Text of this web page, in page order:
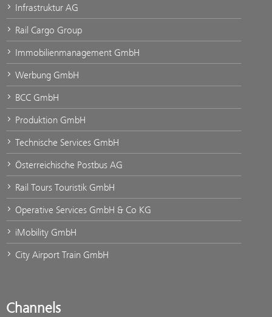
Infrastruktur AG
Rail Cargo Group
Immobilienmanagement GmbH
Werbung GmbH
BCC GmbH
Produktion GmbH
Technische Services GmbH
Österreichische Postbus AG
Rail Tours Touristik GmbH
Operative Services GmbH & Co KG
iMobility GmbH
City Airport Train GmbH
Channels